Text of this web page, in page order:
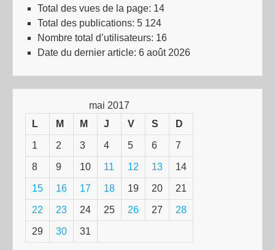
Total des vues de la page: 14
Total des publications: 5 124
Nombre total d’utilisateurs: 16
Date du dernier article: 6 août 2026
mai 2017
L
M M J V S D
1 2 3 4 5 6 7
8 9 10 11 12 13 14
15 16 17 18 19 20 21
22 23 24 25 26 27 28
29 30 31